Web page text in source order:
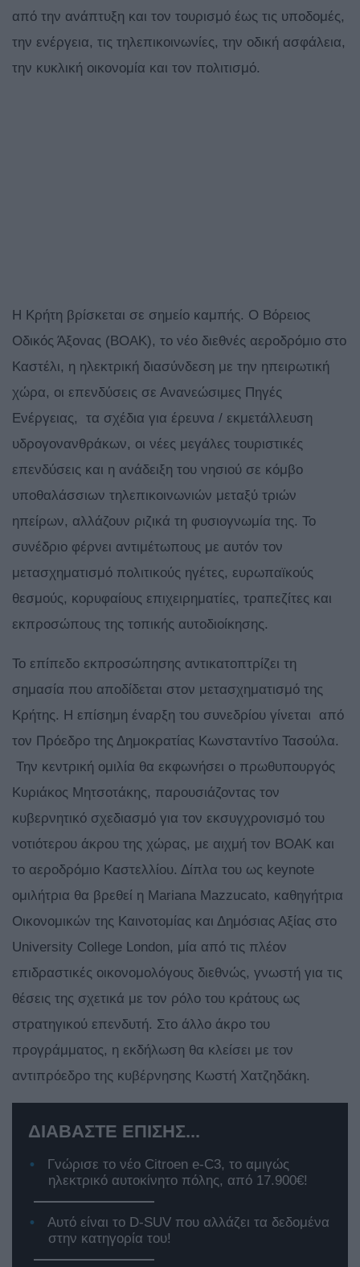
από την ανάπτυξη και τον τουρισμό έως τις υποδομές,
την ενέργεια, τις τηλεπικοινωνίες, την οδική ασφάλεια,
την κυκλική οικονομία και τον πολιτισμό.
Η Κρήτη βρίσκεται σε σημείο καμπής. Ο Βόρειος
Οδικός Άξονας (ΒΟΑΚ), το νέο διεθνές αεροδρόμιο στο
Καστέλι, η ηλεκτρική διασύνδεση με την ηπειρωτική
χώρα, οι επενδύσεις σε Ανανεώσιμες Πηγές
Ενέργειας, τα σχέδια για έρευνα / εκμετάλλευση
υδρογονανθράκων, οι νέες μεγάλες τουριστικές
επενδύσεις και η ανάδειξη του νησιού σε κόμβο
υποθαλάσσιων τηλεπικοινωνιών μεταξύ τριών
ηπείρων, αλλάζουν ριζικά τη φυσιογνωμία της. Το
συνέδριο φέρνει αντιμέτωπους με αυτόν τον
μετασχηματισμό πολιτικούς ηγέτες, ευρωπαϊκούς
θεσμούς, κορυφαίους επιχειρηματίες, τραπεζίτες και
εκπροσώπους της τοπικής αυτοδιοίκησης.
Το επίπεδο εκπροσώπησης αντικατοπτρίζει τη
σημασία που αποδίδεται στον μετασχηματισμό της
Κρήτης. Η επίσημη έναρξη του συνεδρίου γίνεται από
τον Πρόεδρο της Δημοκρατίας Κωνσταντίνο Τασούλα.
Την κεντρική ομιλία θα εκφωνήσει ο πρωθυπουργός
Κυριάκος Μητσοτάκης, παρουσιάζοντας τον
κυβερνητικό σχεδιασμό για τον εκσυγχρονισμό του
νοτιότερου άκρου της χώρας, με αιχμή τον ΒΟΑΚ και
το αεροδρόμιο Καστελλίου. Δίπλα του ως keynote
ομιλήτρια θα βρεθεί η Mariana Mazzucato, καθηγήτρια
Οικονομικών της Καινοτομίας και Δημόσιας Αξίας στο
University College London, μία από τις πλέον
επιδραστικές οικονομολόγους διεθνώς, γνωστή για τις
θέσεις της σχετικά με τον ρόλο του κράτους ως
στρατηγικού επενδυτή. Στο άλλο άκρο του
προγράμματος, η εκδήλωση θα κλείσει με τον
αντιπρόεδρο της κυβέρνησης Κωστή Χατζηδάκη.
ΔΙΑΒΑΣΤΕ ΕΠΙΣΗΣ...
Γνώρισε το νέο Citroen e-C3, το αμιγώς
ηλεκτρικό αυτοκίνητο πόλης, από 17.900€!
Αυτό είναι το D-SUV που αλλάζει τα δεδομένα
στην κατηγορία του!